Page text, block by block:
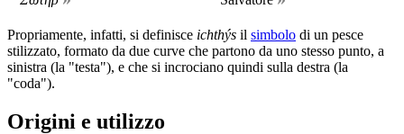
Propriamente, infatti, si definisce ichthýs il simbolo di un pesce
stilizzato, formato da due curve che partono da uno stesso punto, a
sinistra (la "testa"), e che si incrociano quindi sulla destra (la
"coda").
Origini e utilizzo